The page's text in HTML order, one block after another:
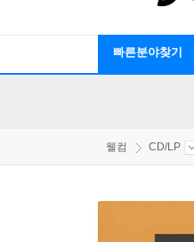
빠른분야찾기
웰컴 CD/LP